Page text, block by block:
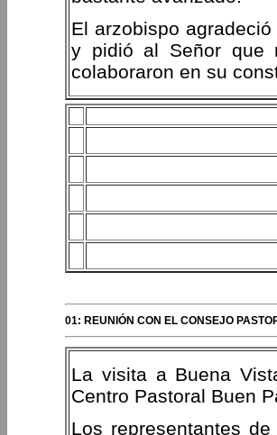
El arzobispo
y pidió al Señor que
colaboraron en su
01: REUNIÓN CON EL CONSEJO
La visita a Buena
Centro Pastoral Buen
Los representantes